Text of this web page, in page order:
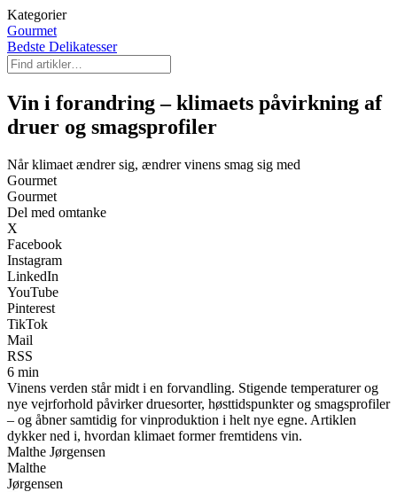
Kategorier
Gourmet
Bedste Delikatesser
Vin i forandring – klimaets påvirkning af
druer og smagsprofiler
Når klimaet ændrer sig, ændrer vinens smag sig med
Gourmet
Gourmet
Del med omtanke
X
Facebook
Instagram
LinkedIn
YouTube
Pinterest
TikTok
Mail
RSS
6 min
Vinens verden står midt i en forvandling. Stigende temperaturer og
nye vejrforhold påvirker druesorter, høsttidspunkter og smagsprofiler
– og åbner samtidig for vinproduktion i helt nye egne. Artiklen
dykker ned i, hvordan klimaet former fremtidens vin.
Malthe Jørgensen
Malthe
Jørgensen